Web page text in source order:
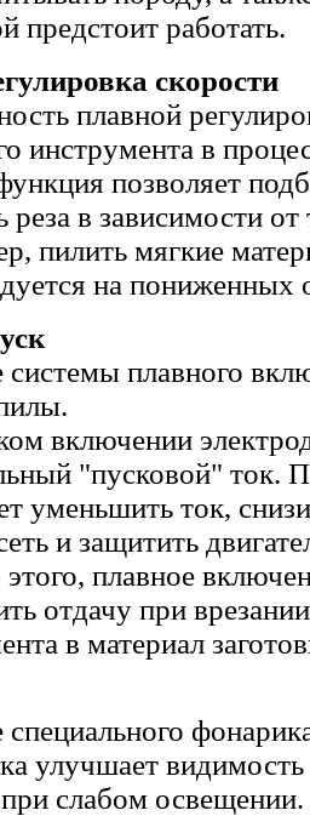
предстоит работать.
скорости
плавной
инструмента в
позволяет
реза в зависимости
пилить мягкие
на пониженных
плавного
включении
"пусковой" ток.
уменьшить ток,
и защитить
плавное
отдачу при
в материал
улучшает
слабом освещении.